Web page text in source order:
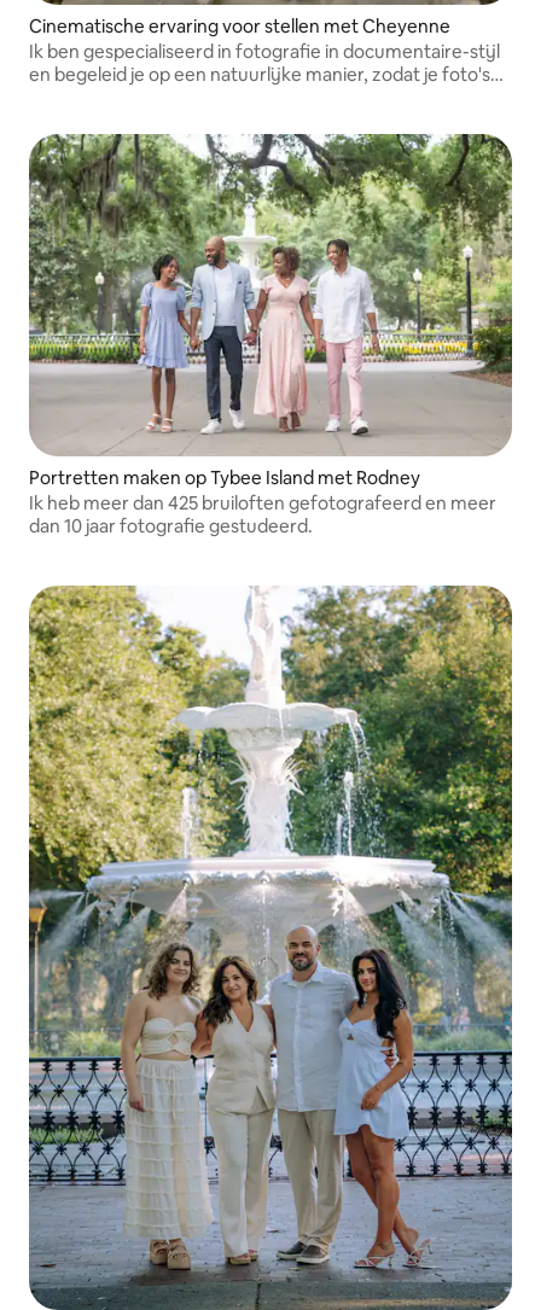
Cinematische ervaring voor stellen met Cheyenne
Ik ben gespecialiseerd in fotografie in documentaire-stijl
en begeleid je op een natuurlijke manier, zodat je foto's
Portretten maken op Tybee Island met Rodney
Ik heb meer dan 425 bruiloften gefotografeerd en meer
dan 10 jaar fotografie gestudeerd.